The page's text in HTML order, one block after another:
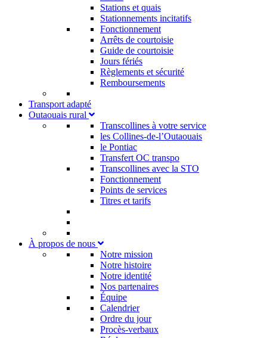
Stations et quais
Stationnements incitatifs​
Fonctionnement
Arrêts de courtoisie​
Guide de courtoisie
Jours fériés
Règlements et sécurité
Remboursements
Transport adapté
Outaouais rural
Transcollines à votre service​
les Collines-de-l’Outaouais​
le Pontiac​
Transfert OC transpo
Transcollines avec la STO
Fonctionnement
Points de services
Titres et tarifs
À propos de nous
Notre mission
Notre histoire
Notre identité
Nos partenaires
Équipe
Calendrier
Ordre du jour
Procès-verbaux